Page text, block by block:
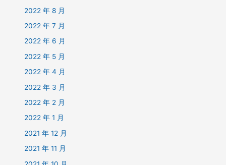
2022 年 8 月
2022 年 7 月
2022 年 6 月
2022 年 5 月
2022 年 4 月
2022 年 3 月
2022 年 2 月
2022 年 1 月
2021 年 12 月
2021 年 11 月